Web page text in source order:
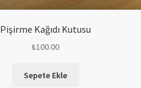
Pişirme Kağıdı Kutusu
₺100.00
Sepete Ekle